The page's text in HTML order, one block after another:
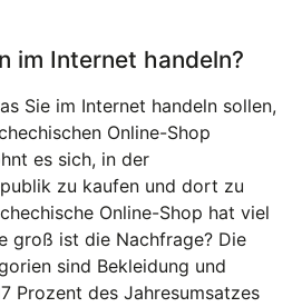
im Internet handeln?
Sie im Internet handeln sollen,
Online-Shop
es sich, in der
zu kaufen und dort zu
Online-Shop hat viel
groß ist die Nachfrage? Die
sind Bekleidung und
Prozent des Jahresumsatzes